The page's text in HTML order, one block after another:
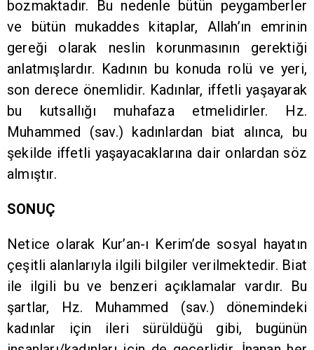
bozmaktadır. Bu nedenle bütün peygamberler
ve bütün mukaddes kitaplar, Allah’ın emrinin
gereği olarak neslin korunmasının gerektiği
anlatmışlardır. Kadının bu konuda rolü ve yeri,
son derece önemlidir. Kadınlar, iffetli yaşayarak
bu kutsallığı muhafaza etmelidirler. Hz.
Muhammed (sav.) kadınlardan biat alınca, bu
şekilde iffetli yaşayacaklarına dair onlardan söz
almıştır.
SONUÇ
Netice olarak Kur’an-ı Kerim’de sosyal hayatın
çeşitli alanlarıyla ilgili bilgiler verilmektedir. Biat
ile ilgili bu ve benzeri açıklamalar vardır. Bu
şartlar, Hz. Muhammed (sav.) dönemindeki
kadınlar için ileri sürüldüğü gibi, bugünün